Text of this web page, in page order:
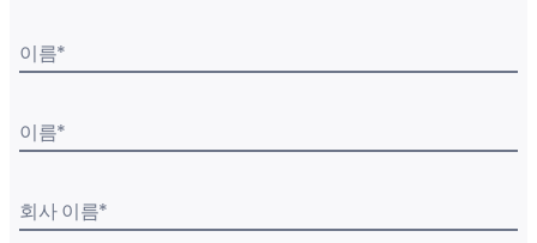
이름*
이름*
회사 이름*